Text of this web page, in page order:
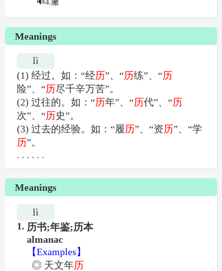
🔊4.撇
Meanings
lì
(1) 经过。如：“经历”、“历练”、“历
险”、“历尽千辛万苦”。
(2) 过往的。如：“历年”、“历代”、“历
次”、“历史”。
(3) 过去的经验。如：“履历”、“资历”、“学
历”。
. . . . . .
Meanings
lì
1. 历书;年鉴;历本
almanac
【Examples】
◎ 天文年历